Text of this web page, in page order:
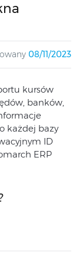
08/11/2023
kursów
banków,
każdej bazy
ID
ERP